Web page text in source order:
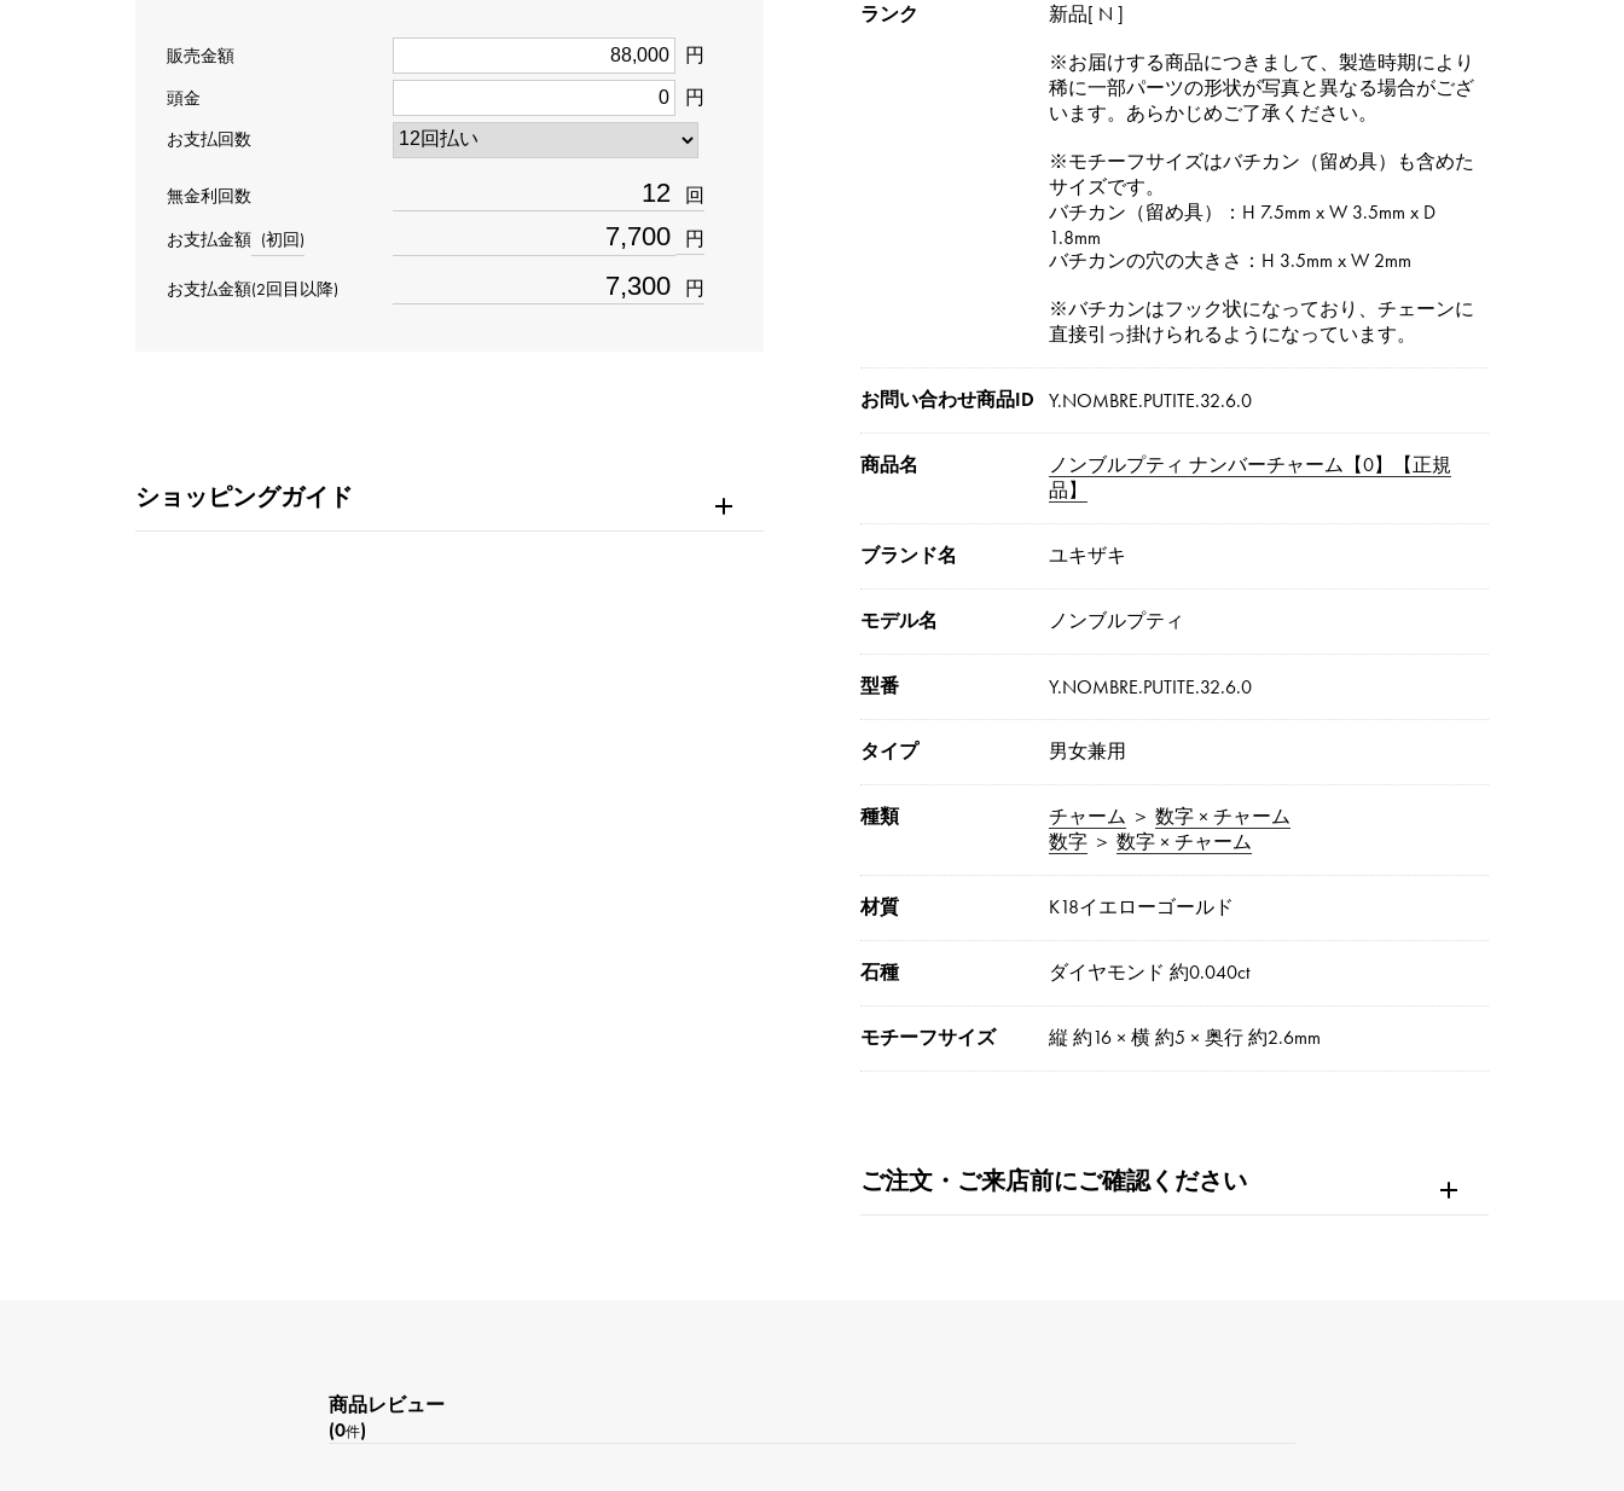
販売金額 円
頭金 円
お支払回数
無金利回数 回
お支払金額 (初回) 円
お支払金額(2回目以降) 円
ショッピングガイド
ランク 新品[ N ]
※お届けする商品につきまして、製造時期により
稀に一部パーツの形状が写真と異なる場合がござ
います。あらかじめご了承ください。
※モチーフサイズはバチカン（留め具）も含めた
サイズです。
バチカン（留め具）：H 7.5mm x W 3.5mm x D
1.8mm
バチカンの穴の大きさ：H 3.5mm x W 2mm
※バチカンはフック状になっており、チェーンに
直接引っ掛けられるようになっています。
お問い合わせ商品ID Y.NOMBRE.PUTITE.32.6.0
商品名
ノンブルプティ ナンバーチャーム【0】【正規
品】
ブランド名 ユキザキ
モデル名 ノンブルプティ
型番 Y.NOMBRE.PUTITE.32.6.0
タイプ 男女兼用
種類 チャーム ＞ 数字 × チャーム
数字 ＞ 数字 × チャーム
材質 K18イエローゴールド
石種 ダイヤモンド 約0.040ct
モチーフサイズ 縦 約16 × 横 約5 × 奥行 約2.6mm
ご注文・ご来店前にご確認ください
商品レビュー
(0件)